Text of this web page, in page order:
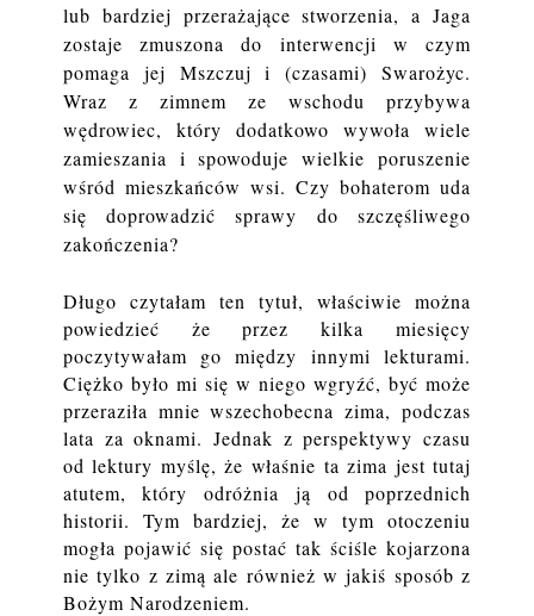
lub bardziej przerażające stworzenia, a Jaga
zostaje zmuszona do interwencji w czym
pomaga jej Mszczuj i (czasami) Swarożyc.
Wraz z zimnem ze wschodu przybywa
wędrowiec, który dodatkowo wywoła wiele
zamieszania i spowoduje wielkie poruszenie
wśród mieszkańców wsi. Czy bohaterom uda
się doprowadzić sprawy do szczęśliwego
zakończenia?
Długo czytałam ten tytuł, właściwie można
powiedzieć że przez kilka miesięcy
poczytywałam go między innymi lekturami.
Ciężko było mi się w niego wgryźć, być może
przeraziła mnie wszechobecna zima, podczas
lata za oknami. Jednak z perspektywy czasu
od lektury myślę, że właśnie ta zima jest tutaj
atutem, który odróżnia ją od poprzednich
historii. Tym bardziej, że w tym otoczeniu
mogła pojawić się postać tak ściśle kojarzona
nie tylko z zimą ale również w jakiś sposób z
Bożym Narodzeniem.